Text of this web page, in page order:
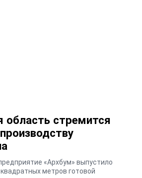
область стремится
«Архбум» выпустило
метров готовой